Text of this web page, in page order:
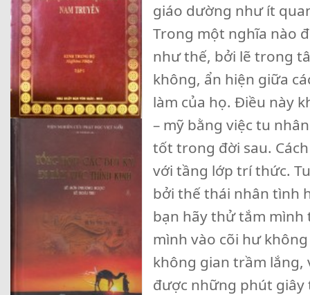
giáo dường như ít
Trong một nghĩa nào
như thế, bởi lẽ trong
không, ẩn hiện giữa
làm của họ. Điều này
– mỹ bằng việc tu
tốt trong đời sau.
với tầng lớp trí thức.
bởi thế thái nhân tình
bạn hãy thử tắm
mình vào cõi hư
không gian trầm lắng,
được những phút giây